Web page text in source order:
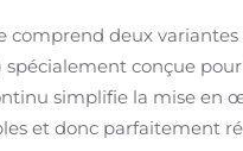
comprend deux variantes
spécialement conçue
simplifie la mise en
et donc parfaitement